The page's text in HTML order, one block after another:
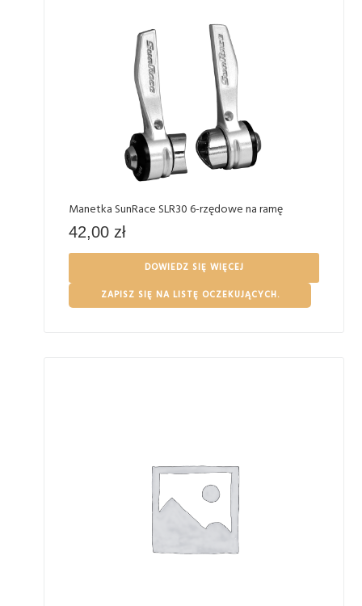
Manetka SunRace SLR30 6-rzędowe na ramę
42,00 zł
DOWIEDZ SIĘ WIĘCEJ
ZAPISZ SIĘ NA LISTĘ OCZEKUJĄCYCH.